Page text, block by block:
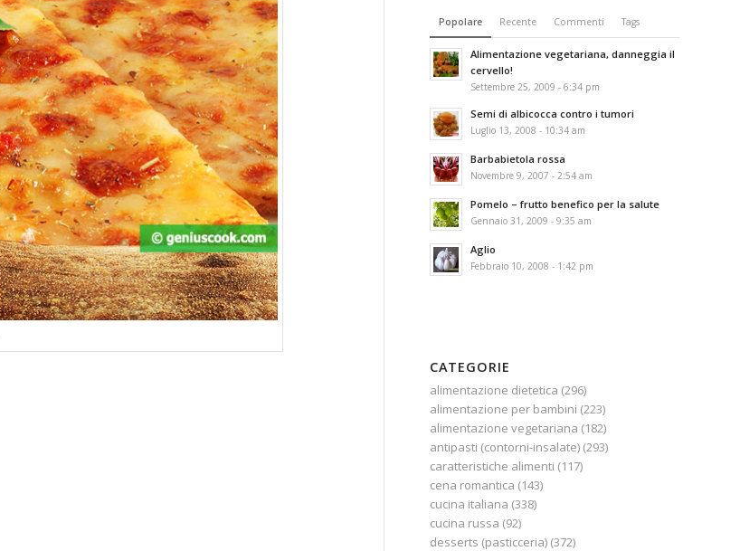
Popolare Recente Commenti Tags
Alimentazione vegetariana, danneggia il
cervello!
Settembre 25, 2009 - 6:34 pm
Semi di albicocca contro i tumori
Luglio 13, 2008 - 10:34 am
Barbabietola rossa
Novembre 9, 2007 - 2:54 am
Pomelo – frutto benefico per la salute
Gennaio 31, 2009 - 9:35 am
Aglio
Febbraio 10, 2008 - 1:42 pm
CATEGORIE
alimentazione dietetica (296)
alimentazione per bambini (223)
alimentazione vegetariana (182)
antipasti (contorni-insalate) (293)
caratteristiche alimenti (117)
cena romantica (143)
cucina italiana (338)
cucina russa (92)
desserts (pasticceria) (372)